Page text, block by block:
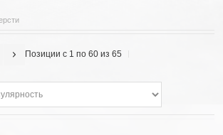
Позиции с 1 по 60 из 65